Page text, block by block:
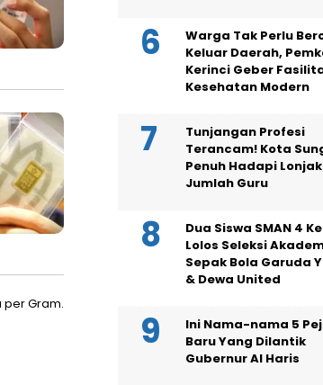
Warga Tak Perlu
Keluar Daerah,
Kerinci Geber
Kesehatan Modern
Tunjangan Profesi
Terancam! Kota
Penuh Hadapi
Jumlah Guru
Dua Siswa SMAN 4
Lolos Seleksi
Sepak Bola Garuda
& Dewa United
Ini Nama-nama 5
Baru Yang Dilantik
Gubernur Al Haris